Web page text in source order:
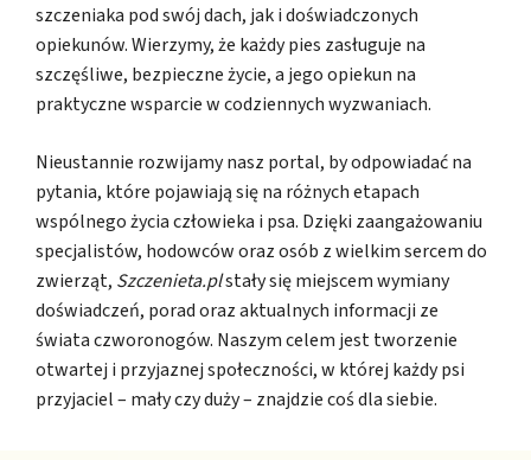
szczeniaka pod swój dach, jak i doświadczonych
opiekunów. Wierzymy, że każdy pies zasługuje na
szczęśliwe, bezpieczne życie, a jego opiekun na
praktyczne wsparcie w codziennych wyzwaniach.
Nieustannie rozwijamy nasz portal, by odpowiadać na
pytania, które pojawiają się na różnych etapach
wspólnego życia człowieka i psa. Dzięki zaangażowaniu
specjalistów, hodowców oraz osób z wielkim sercem do
zwierząt, Szczenieta.plstały się miejscem wymiany
doświadczeń, porad oraz aktualnych informacji ze
świata czworonogów. Naszym celem jest tworzenie
otwartej i przyjaznej społeczności, w której każdy psi
przyjaciel – mały czy duży – znajdzie coś dla siebie.